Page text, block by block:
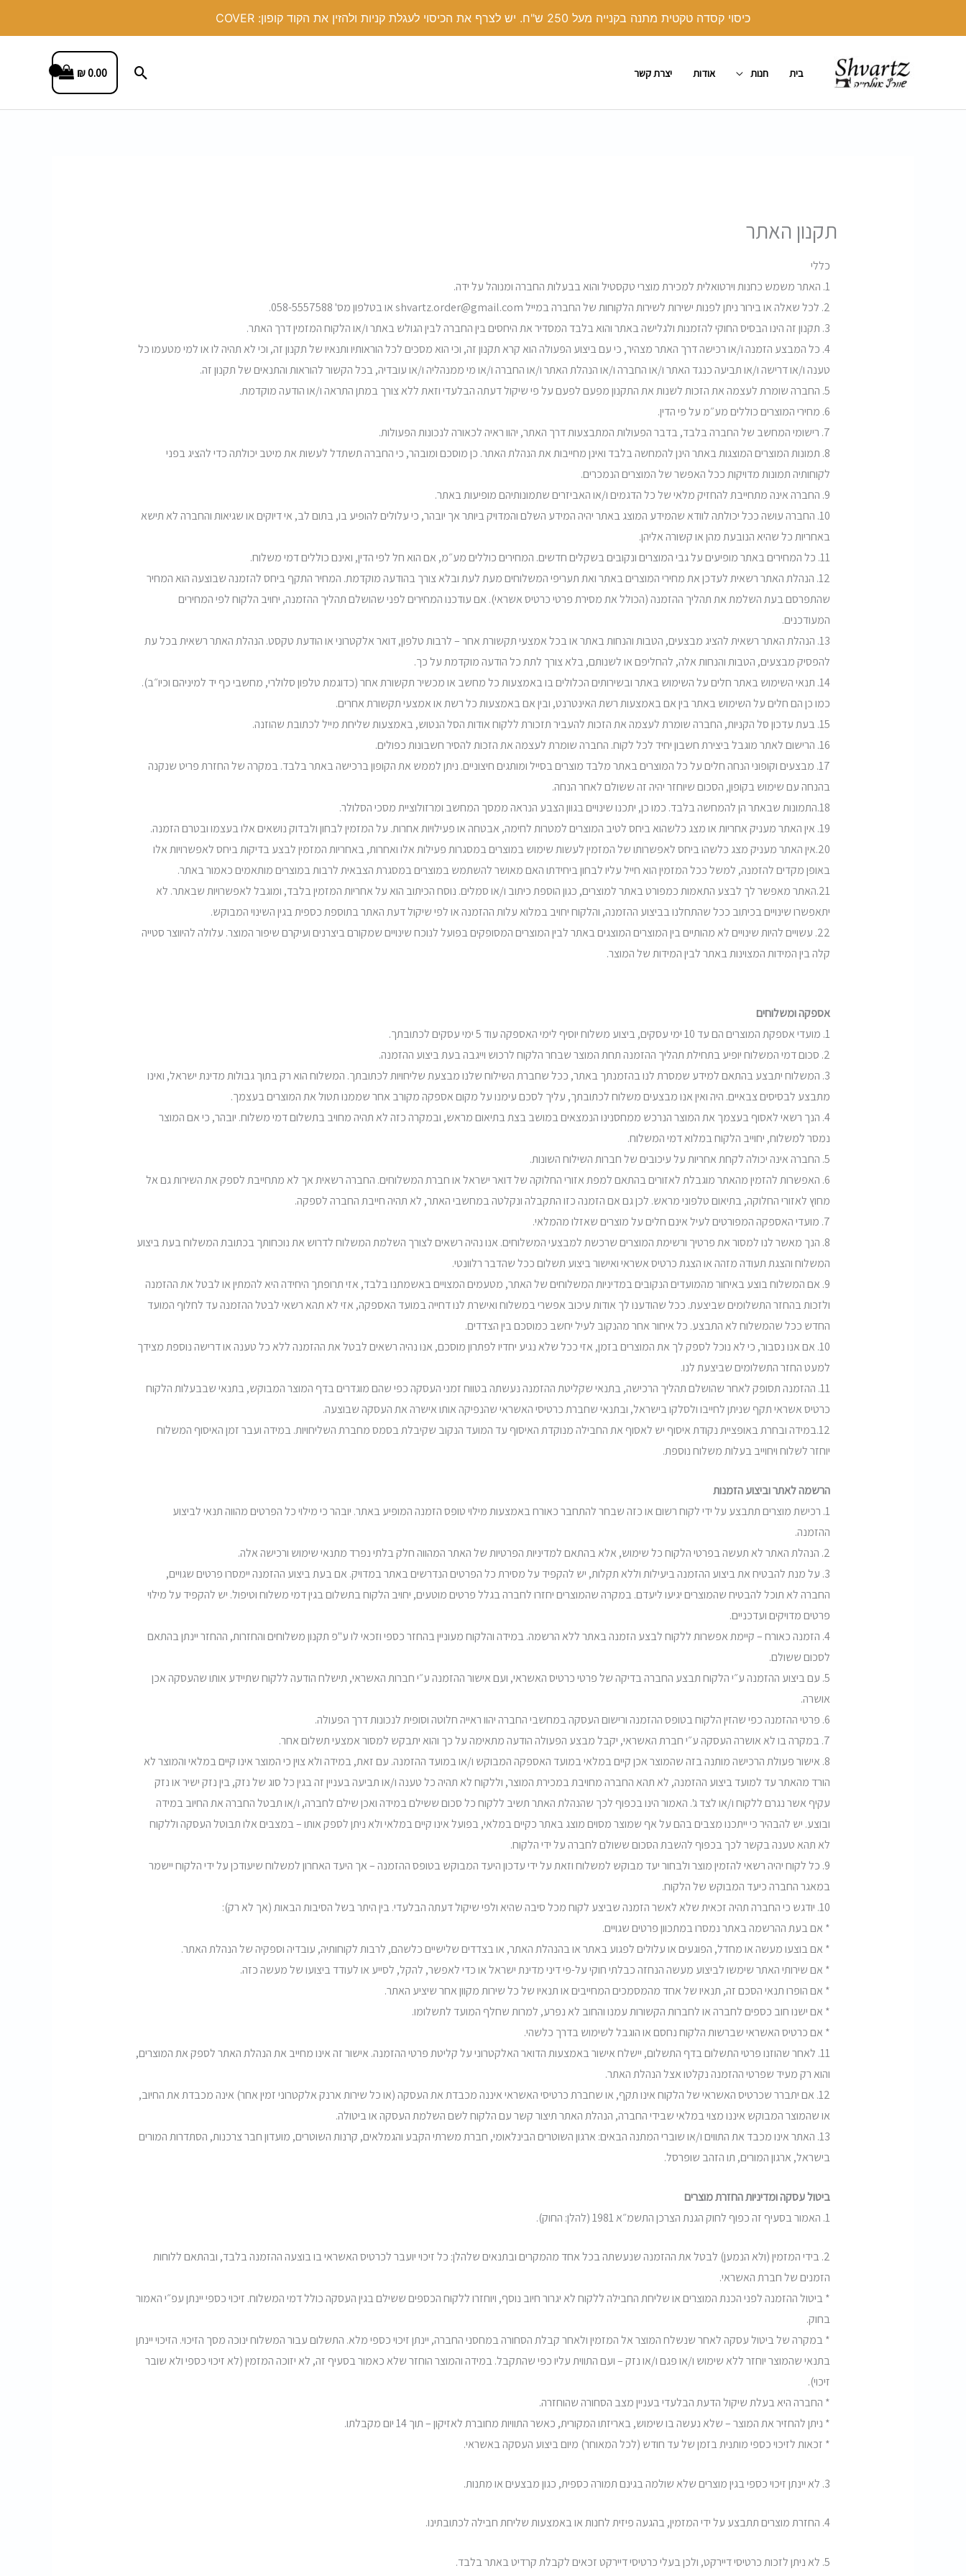
כיסוי קסדה טקטית מתנה בקנייה מעל 250 ש"ח. יש לצרף את הכיסוי לעגלת קניות ולהזין את הקוד קופון: COVER
בית חנות אודות יצרת קשר חיפוש 0.00
₪
תקנון האתר
כללי
1. האתר משמש כחנות וירטואלית למכירת מוצרי טקסטיל והוא בבעלות החברה ומנוהל על ידה.
2. לכל שאלה או בירור ניתן לפנות ישירות לשירות הלקוחות של החברה במייל shvartz.order@gmail.com או בטלפון מס' 058-5557588.
3. תקנון זה הינו הבסיס החוקי להזמנות ולגלישה באתר והוא בלבד המסדיר את היחסים בין החברה לבין הגולש באתר ו/או הלקוח המזמין דרך האתר.
4. כל המבצע הזמנה ו/או רכישה דרך האתר מצהיר, כי עם ביצוע הפעולה הוא קרא תקנון זה, וכי הוא מסכים לכל הוראותיו ותנאיו של תקנון זה, וכי לא תהיה לו או למי מטעמו כל
טענה ו/או דרישה ו/או תביעה כנגד האתר ו/או החברה ו/או הנהלת האתר ו/או החברה ו/או מי ממנהליה ו/או עובדיה, בכל הקשור להוראות והתנאים של תקנון זה.
5. החברה שומרת לעצמה את הזכות לשנות את התקנון מפעם לפעם על פי שיקול דעתה הבלעדי וזאת ללא צורך במתן התראה ו/או הודעה מוקדמת.
6. מחירי המוצרים כוללים מע״מ על פי הדין.
7. רישומי המחשב של החברה בלבד, בדבר הפעולות המתבצעות דרך האתר, יהוו ראיה לכאורה לנכונות הפעולות.
8. תמונות המוצרים המוצגות באתר הינן להמחשה בלבד ואינן מחייבות את הנהלת האתר. כן מוסכם ומובהר, כי החברה תשתדל לעשות את מיטב יכולתה כדי להציג בפני
לקוחותיה תמונות מדויקות ככל האפשר של המוצרים הנמכרים.
9. החברה אינה מתחייבת להחזיק מלאי של כל הדגמים ו/או האביזרים שתמונותיהם מופיעות באתר.
10. החברה עושה ככל יכולתה לוודא שהמידע המוצג באתר יהיה המידע השלם והמדויק ביותר אך יובהר, כי עלולים להופיע בו, בתום לב, אי דיוקים או שגיאות והחברה לא תישא
באחריות כל שהיא הנובעת מהן או קשורה אליהן.
11. כל המחירים באתר מופיעים על גבי המוצרים ונקובים בשקלים חדשים. המחירים כוללים מע״מ, אם הוא חל לפי הדין, ואינם כוללים דמי משלוח.
12. הנהלת האתר רשאית לעדכן את מחירי המוצרים באתר ואת תעריפי המשלוחים מעת לעת ובלא צורך בהודעה מוקדמת. המחיר התקף ביחס להזמנה שבוצעה הוא המחיר
שהתפרסם בעת השלמת את תהליך ההזמנה (הכולל את מסירת פרטי כרטיס אשראי). אם עודכנו המחירים לפני שהושלם תהליך ההזמנה, יחויב הלקוח לפי המחירים
המעודכנים.
13. הנהלת האתר רשאית להציג מבצעים, הטבות והנחות באתר או בכל אמצעי תקשורת אחר – לרבות טלפון, דואר אלקטרוני או הודעת טקסט. הנהלת האתר רשאית בכל עת
להפסיק מבצעים, הטבות והנחות אלה, להחליפם או לשנותם, בלא צורך לתת כל הודעה מוקדמת על כך.
14. תנאי השימוש באתר חלים על השימוש באתר ובשירותים הכלולים בו באמצעות כל מחשב או מכשיר תקשורת אחר (כדוגמת טלפון סלולרי, מחשבי כף יד למיניהם וכיו״ב).
כמו כן הם חלים על השימוש באתר בין אם באמצעות רשת האינטרנט, ובין אם באמצעות כל רשת או אמצעי תקשורת אחרים.
15. בעת עדכון סל הקניות, החברה שומרת לעצמה את הזכות להעביר תזכורת ללקוח אודות הסל הנטוש, באמצעות שליחת מייל לכתובת שהוזנה.
16. הרישום לאתר מוגבל ביצירת חשבון יחיד לכל לקוח. החברה שומרת לעצמה את הזכות להסיר חשבונות כפולים.
17. מבצעים וקופוני הנחה חלים על כל המוצרים באתר מלבד מוצרים בסייל ומותגים חיצוניים. ניתן לממש את הקופון ברכישה באתר בלבד. במקרה של החזרת פריט שנקנה
בהנחה עם שימוש בקופון, הסכום שיוחזר יהיה זה ששולם לאחר הנחה.
18.התמונות שבאתר הן להמחשה בלבד. כמו כן, יתכנו שינויים בגוון הצבע הנראה ממסך המחשב ומרזולוציית מסכי הסלולר.
19. אין האתר מעניק אחריות או מצג כלשהוא ביחס לטיב המוצרים למטרות לחימה, אבטחה או פעילויות אחרות. על המזמין לבחון ולבדוק נושאים אלו בעצמו ובטרם הזמנה.
20.אין האתר מעניק מצג כלשהו ביחס לאפשרותו של המזמין לעשות שימוש במוצרים במסגרות פעילות אלו ואחרות, באחריות המזמין לבצע בדיקות ביחס לאפשרויות אלו
באופן מקדים להזמנה, למשל ככל המזמין הוא חייל עליו לבחון ביחידתו האם מאושר להשתמש במוצרים במסגרת הצבאית לרבות במוצרים מותאמים כאמור באתר.
21.האתר מאפשר לך לבצע התאמות כמפורט באתר למוצרים, כגון הוספת כיתוב ו/או סמלים. נוסח הכיתוב הוא על אחריות המזמין בלבד, ומוגבל לאפשרויות שבאתר. לא
יתאפשרו שינויים בכיתוב ככל שהתחלנו בביצוע ההזמנה, והלקוח יחויב במלוא עלות ההזמנה או לפי שיקול דעת האתר בתוספת כספית בגין השינוי המבוקש.
22. עשויים להיות שינויים לא מהותיים בין המוצרים המוצגים באתר לבין המוצרים המסופקים בפועל לנוכח שינויים שמקורם ביצרנים ועיקרם שיפור המוצר. עלולה להיווצר סטייה
קלה בין המידות המצוינות באתר לבין המידות של המוצר.
אספקה ומשלוחים
1. מועדי אספקת המוצרים הם עד 10 ימי עסקים, ביצוע משלוח יוסיף לימי האספקה עוד 5 ימי עסקים לכתובתך.
2. סכום דמי המשלוח יופיע בתחילת תהליך ההזמנה תחת המוצר שבחר הלקוח לרכוש וייגבה בעת ביצוע ההזמנה.
3. המשלוח יתבצע בהתאם למידע שמסרת לנו בהזמנתך באתר, ככל שחברת השילוח שלנו מבצעת שליחויות לכתובתך. המשלוח הוא רק בתוך גבולות מדינת ישראל, ואינו
מתבצע לבסיסים צבאיים. היה ואין אנו מבצעים משלוח לכתובתך, עליך לסכם עימנו על מקום אספקה מקורב אחר שממנו תטול את המוצרים בעצמך.
4. הנך רשאי לאסוף בעצמך את המוצר הנרכש ממחסנינו הנמצאים במושב בצת בתיאום מראש, ובמקרה כזה לא תהיה מחויב בתשלום דמי משלוח. יובהר, כי אם המוצר
נמסר למשלוח, יחוייב הלקוח במלוא דמי המשלוח.
5. החברה אינה יכולה לקחת אחריות על עיכובים של חברות השילוח השונות.
6. האפשרות להזמין מהאתר מוגבלת לאזורים בהתאם למפת אזורי החלוקה של דואר ישראל או חברת המשלוחים. החברה רשאית אך לא מתחייבת לספק את השירות גם אל
מחוץ לאזורי החלוקה, בתיאום טלפוני מראש. לכן גם אם הזמנה כזו התקבלה ונקלטה במחשבי האתר, לא תהיה חייבת החברה לספקה.
7. מועדי האספקה המפורטים לעיל אינם חלים על מוצרים שאזלו מהמלאי.
8. הנך מאשר לנו למסור את פרטיך ורשימת המוצרים שרכשת למבצעי המשלוחים. אנו נהיה רשאים לצורך השלמת המשלוח לדרוש את נוכחותך בכתובת המשלוח בעת ביצוע
המשלוח והצגת תעודה מזהה או הצגת כרטיס אשראי ואישור ביצוע תשלום ככל שהדבר רלוונטי.
9. אם המשלוח בוצע באיחור מהמועדים הנקובים במדיניות המשלוחים של האתר, מטעמים המצויים באשמתנו בלבד, אזי תרופתך היחידה היא להמתין או לבטל את ההזמנה
ולזכות בהחזר התשלומים שביצעת. ככל שהודענו לך אודות עיכוב אפשרי במשלוח ואישרת לנו דחייה במועד האספקה, אזי לא תהא רשאי לבטל ההזמנה עד לחלוף המועד
החדש ככל שהמשלוח לא התבצע. כל איחור אחר מהנקוב לעיל יחשב כמוסכם בין הצדדים.
10. אם אנו נסבור, כי לא נוכל לספק לך את המוצרים בזמן, אזי ככל שלא נגיע יחדיו לפתרון מוסכם, אנו נהיה רשאים לבטל את ההזמנה ללא כל טענה או דרישה נוספת מצידך
למעט החזר התשלומים שביצעת לנו.
11. ההזמנה תסופק לאחר שהושלם תהליך הרכישה, בתנאי שקליטת ההזמנה נעשתה בטווח זמני העסקה כפי שהם מוגדרים בדף המוצר המבוקש, בתנאי שבבעלות הלקוח
כרטיס אשראי תקף שניתן לחייבו ולסלקו בישראל, ובתנאי שחברת כרטיסי האשראי שהנפיקה אותו אישרה את העסקה שבוצעה.
12.במידה ובחרת באופציית נקודת איסוף יש לאסוף את החבילה מנוקדת האיסוף עד המועד הנקוב שקיבלת בסמס מחברת השליחויות. במידה ועבר זמן האיסוף המשלוח
יוחזר לשלוח ויחוייב בעלות משלוח נוספת.
הרשמה לאתר וביצוע הזמנות
1. רכישת מוצרים תתבצע על ידי לקוח רשום או כזה שבחר להתחבר כאורח באמצעות מילוי טופס הזמנה המופיע באתר. יובהר כי מילוי כל הפרטים מהווה תנאי לביצוע
ההזמנה.
2. הנהלת האתר לא תעשה בפרטי הלקוח כל שימוש, אלא בהתאם למדיניות הפרטיות של האתר המהווה חלק בלתי נפרד מתנאי שימוש ורכישה אלה.
3. על מנת להבטיח את ביצוע ההזמנה ביעילות וללא תקלות, יש להקפיד על מסירת כל הפרטים הנדרשים באתר במדויק. אם בעת ביצוע ההזמנה יימסרו פרטים שגויים,
החברה לא תוכל להבטיח שהמוצרים יגיעו ליעדם. במקרה שהמוצרים יחזרו לחברה בגלל פרטים מוטעים, יחויב הלקוח בתשלום בגין דמי משלוח וטיפול. יש להקפיד על מילוי
פרטים מדויקים ועדכניים.
4. הזמנה כאורח – קיימת אפשרות ללקוח לבצע הזמנה באתר ללא הרשמה. במידה והלקוח מעוניין בהחזר כספי וזכאי לו ע"פ תקנון משלוחים והחזרות, ההחזר יינתן בהתאם
לסכום ששולם.
5. עם ביצוע ההזמנה ע״י הלקוח תבצע החברה בדיקה של פרטי כרטיס האשראי, ועם אישור ההזמנה ע״י חברות האשראי, תישלח הודעה ללקוח שתיידע אותו שהעסקה אכן
אושרה.
6. פרטי ההזמנה כפי שהזין הלקוח בטופס ההזמנה ורישום העסקה במחשבי החברה יהוו ראייה חלוטה וסופית לנכונות דרך הפעולה.
7. במקרה בו לא אושרה העסקה ע״י חברת האשראי, יקבל מבצע הפעולה הודעה מתאימה על כך והוא יתבקש למסור אמצעי תשלום אחר.
8. אישור פעולת הרכישה מותנה בזה שהמוצר אכן קיים במלאי במועד האספקה המבוקש ו/או במועד ההזמנה. עם זאת, במידה ולא צוין כי המוצר אינו קיים במלאי והמוצר לא
הורד מהאתר עד למועד ביצוע ההזמנה, לא תהא החברה מחויבת במכירת המוצר, וללקוח לא תהיה כל טענה ו/או תביעה בעניין זה בגין כל סוג של נזק, בין נזק ישיר או נזק
עקיף אשר נגרם ללקוח ו/או לצד ג'. האמור הינו בכפוף לכך שהנהלת האתר תשיב ללקוח כל סכום ששילם במידה ואכן שילם לחברה, ו/או תבטל החברה את החיוב במידה
ובוצע. יש להבהיר כי ייתכנו מצבים בהם על אף שמוצר מסוים מוצג באתר כקיים במלאי, בפועל אינו קיים במלאי ולא ניתן לספק אותו – במצבים אלו תבוטל העסקה וללקוח
לא תהא טענה בקשר לכך בכפוף להשבת הסכום ששולם לחברה על ידי הלקוח.
9. כל לקוח יהיה רשאי להזמין מוצר ולבחור יעד מבוקש למשלוח וזאת על ידי עדכון היעד המבוקש בטופס ההזמנה – אך היעד האחרון למשלוח שיעודכן על ידי הלקוח יישמר
במאגר החברה כיעד המבוקש של הלקוח.
10. יודגש כי החברה תהיה זכאית שלא לאשר הזמנה שביצע לקוח מכל סיבה שהיא ולפי שיקול דעתה הבלעדי. בין היתר בשל הסיבות הבאות (אך לא רק):
* אם בעת ההרשמה באתר נמסרו במתכוון פרטים שגויים.
* אם בוצעו מעשה או מחדל, הפוגעים או עלולים לפגוע באתר או בהנהלת האתר, או בצדדים שלישיים כלשהם, לרבות לקוחותיה, עובדיה וספקיה של הנהלת האתר.
* אם שירותי האתר שימשו לביצוע מעשה הנחזה כבלתי חוקי על-פי דיני מדינת ישראל או כדי לאפשר, להקל, לסייע או לעודד ביצועו של מעשה כזה.
* אם הופרו תנאי הסכם זה, תנאיו של אחד מהמסמכים המחייבים או תנאיו של כל שירות מקוון אחר שיציע האתר.
* אם ישנו חוב כספים לחברה או לחברות הקשורות עמנו והחוב לא נפרע, למרות שחלף המועד לתשלומו.
* אם כרטיס האשראי שברשות הלקוח נחסם או הוגבל לשימוש בדרך כלשהי.
11. לאחר שהוזנו פרטי התשלום בדף התשלום, יישלח אישור באמצעות הדואר האלקטרוני על קליטת פרטי ההזמנה. אישור זה אינו מחייב את הנהלת האתר לספק את המוצרים,
והוא רק מעיד שפרטי ההזמנה נקלטו אצל הנהלת האתר.
12. אם יתברר שכרטיס האשראי של הלקוח אינו תקף, או שחברת כרטיסי האשראי איננה מכבדת את העסקה (או כל שירות ארנק אלקטרוני זמין אחר) אינה מכבדת את החיוב,
או שהמוצר המבוקש איננו מצוי במלאי שבידי החברה, הנהלת האתר תיצור קשר עם הלקוח לשם השלמת העסקה או ביטולה.
13. האתר אינו מכבד את התווים ו/או שוברי המתנה הבאים: ארגון השוטרים הבינלאומי, חברת משרתי הקבע והגמלאים, קרנות השוטרים, מועדון חבר צרכנות, הסתדרות המורים
בישראל, ארגון המורים, תו הזהב שופרסל.
ביטול עסקה ומדיניות החזרת מוצרים
1. האמור בסעיף זה כפוף לחוק הגנת הצרכן התשמ״א 1981 (להלן: החוק).
2. בידי המזמין (ולא הנמען) לבטל את ההזמנה שנעשתה בכל אחד מהמקרים ובתנאים שלהלן: כל זיכוי יועבר לכרטיס האשראי בו בוצעה ההזמנה בלבד, ובהתאם ללוחות
הזמנים של חברת האשראי.
* ביטול ההזמנה לפני הכנת המוצרים או שליחת החבילה ללקוח לא יגרור חיוב נוסף, ויוחזרו ללקוח הכספים ששילם בגין העסקה כולל דמי המשלוח. זיכוי כספי יינתן עפ״י האמור
בחוק.
* במקרה של ביטול עסקה לאחר שנשלח המוצר אל המזמין ולאחר קבלת הסחורה במחסני החברה, יינתן זיכוי כספי מלא. התשלום עבור המשלוח ינוכה מסך הזיכוי. הזיכוי יינתן
בתנאי שהמוצר יוחזר ללא שימוש ו/או פגם ו/או נזק – ועם התווית עליו כפי שהתקבל. במידה והמוצר הוחזר שלא כאמור בסעיף זה, לא יזוכה המזמין (לא זיכוי כספי ולא שובר
זיכוי).
* החברה היא בעלת שיקול הדעת הבלעדי בעניין מצב הסחורה שהוחזרה.
* ניתן להחזיר את המוצר – שלא נעשה בו שימוש, באריזתו המקורית, כאשר התוויות מחוברת לאזיקון – תוך 14 יום מקבלתו.
* זכאות לזיכוי כספי מותנית בזמן של עד חודש (לכל המאוחר) מיום ביצוע העסקה באשראי.
3. לא יינתן זיכוי כספי בגין מוצרים שלא שולמה בגינם תמורה כספית, כגון מבצעים או מתנות.
4. החזרת מוצרים תתבצע על ידי המזמין, בהגעה פיזית לחנות או באמצעות שליחת חבילה לכתובתינו.
5. לא ניתן לזכות כרטיסי דיירקט, ולכן בעלי כרטיסי דיירקט זכאים לקבלת קרדיט באתר בלבד.